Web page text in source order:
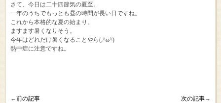
さて、今日は二十四節気の夏至。
一年のうちでもっとも昼の時間が長い日ですね。
これから本格的な夏の始まり。
ますます暑くなりそう。
今年はどれだけ暑くなることやら(;^ω^)
熱中症に注意ですね。
←前の記事 次の記事→